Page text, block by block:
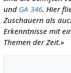
und GA 346. Hier
Zuschauern als
Erkenntnisse mit
Themen der Zeit.»